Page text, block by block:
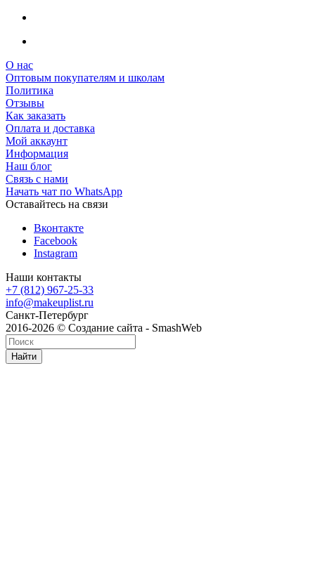
О нас
Оптовым покупателям и школам
Политика
Отзывы
Как заказать
Оплата и доставка
Мой аккаунт
Информация
Наш блог
Связь с нами
Начать чат по WhatsApp
Оставайтесь на связи
Вконтакте
Facebook
Instagram
Наши контакты
+7 (812) 967-25-33
info@makeuplist.ru
Санкт-Петербург
2016-2026 © Создание сайта - SmashWeb
Найти